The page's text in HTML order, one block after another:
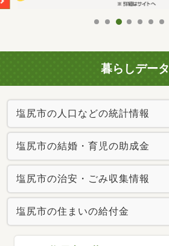
暮らしデータ
塩尻市の人口などの統計情報
塩尻市の結婚・育児の助成金
塩尻市の治安・ごみ収集情報
塩尻市の住まいの給付金